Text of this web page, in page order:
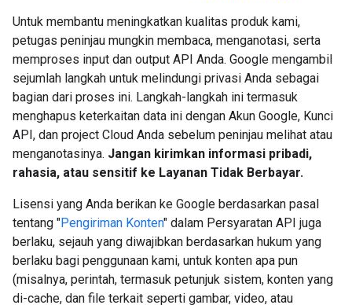
Untuk membantu meningkatkan kualitas produk kami,
petugas peninjau mungkin membaca, menganotasi, serta
memproses input dan output API Anda. Google mengambil
sejumlah langkah untuk melindungi privasi Anda sebagai
bagian dari proses ini. Langkah-langkah ini termasuk
menghapus keterkaitan data ini dengan Akun Google, Kunci
API, dan project Cloud Anda sebelum peninjau melihat atau
menganotasinya. Jangan kirimkan informasi pribadi,
rahasia, atau sensitif ke Layanan Tidak Berbayar.
Lisensi yang Anda berikan ke Google berdasarkan pasal
tentang "Pengiriman Konten" dalam Persyaratan API juga
berlaku, sejauh yang diwajibkan berdasarkan hukum yang
berlaku bagi penggunaan kami, untuk konten apa pun
(misalnya, perintah, termasuk petunjuk sistem, konten yang
di-cache, dan file terkait seperti gambar, video, atau